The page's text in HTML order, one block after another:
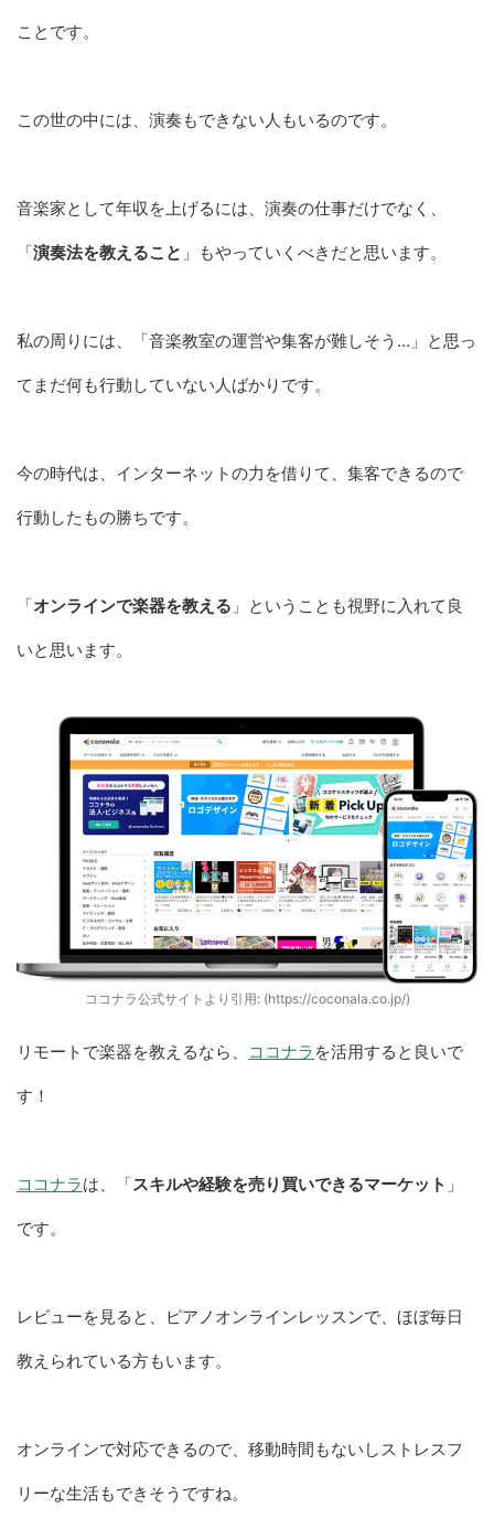
ことです。
この世の中には、演奏もできない人もいるのです。
音楽家として年収を上げるには、演奏の仕事だけでなく、
「演奏法を教えること 」もやっていくべきだと思います。
私の周りには、「音楽教室の運営や集客が難しそう…」と思っ
てまだ何も行動していない人ばかりです。
今の時代は、インターネットの力を借りて、集客できるので
行動したもの勝ちです。
「オンラインで楽器を教える 」ということも視野に入れて良
いと思います。
ココナラ公式サイトより引用: (https://coconala.co.jp/)
リモートで楽器を教えるなら、 ココナラ を活用すると良いで
す！
コ コナラは、「スキルや経験を売り買いできるマーケット 」
です。
レビューを見ると、ピアノオンラインレッスンで、ほぼ毎日
教えられている方もいます。
オンラインで対応できるので、移動時間もないしストレスフ
リーな生活もできそうですね。